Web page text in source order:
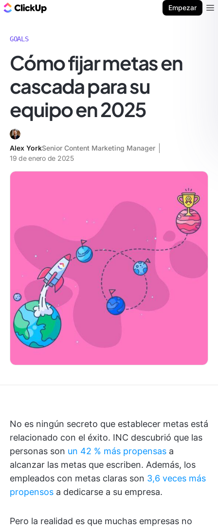
Empezar
GOALS
Cómo fijar metas en
cascada para su
equipo en 2025
Alex YorkSenior Content Marketing Manager
19 de enero de 2025
No es ningún secreto que establecer metas está
relacionado con el éxito. INC descubrió que las
personas son un 42 % más propensas a
alcanzar las metas que escriben. Además, los
empleados con metas claras son 3,6 veces más
propensos a dedicarse a su empresa.
Pero la realidad es que muchas empresas no